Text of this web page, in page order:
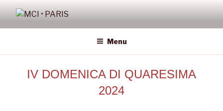
MCI • PARIS
Menu
IV DOMENICA DI QUARESIMA
2024